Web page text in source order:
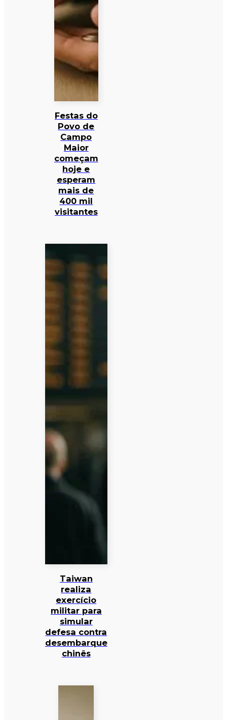
Festas do
Povo de
Campo
Maior
começam
hoje e
esperam
mais de
400 mil
visitantes
Taiwan
realiza
exercício
militar para
simular
defesa contra
desembarque
chinês